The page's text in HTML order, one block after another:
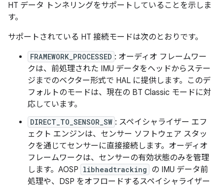
HT データ トンネリングをサポートしていることを示しま
す。
サポートされている HT 接続モードは次のとおりです。
FRAMEWORK_PROCESSED : オーディオ フレームワー
クは、前処理された IMU データをヘッドからステー
ジまでのベクター形式で HAL に提供します。このデ
フォルトのモードは、現在の BT Classic モードに対
応しています。
DIRECT_TO_SENSOR_SW : スペイシャライザー エフ
ェクト エンジンは、センサー ソフトウェア スタッ
クを通じてセンサーに直接接続します。オーディオ
フレームワークは、センサーの有効状態のみを管理
します。AOSP libheadtracking の IMU データ前
処理や、DSP をオフロードするスペイシャライザー